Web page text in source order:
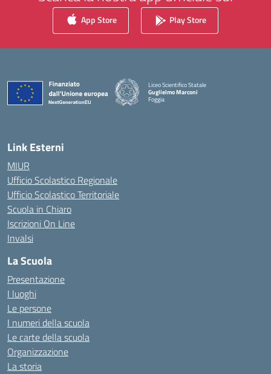
App Store Play Store
Liceo Scientifico Statale
Guglielmo Marconi
Foggia
— Visita la pagina iniziale della scuola
Link Esterni
MIUR
Ufficio Scolastico Regionale
Ufficio Scolastico Territoriale
Scuola in Chiaro
Iscrizioni On Line
Invalsi
La Scuola
Presentazione
I luoghi
Le persone
I numeri della scuola
Le carte della scuola
Organizzazione
La storia